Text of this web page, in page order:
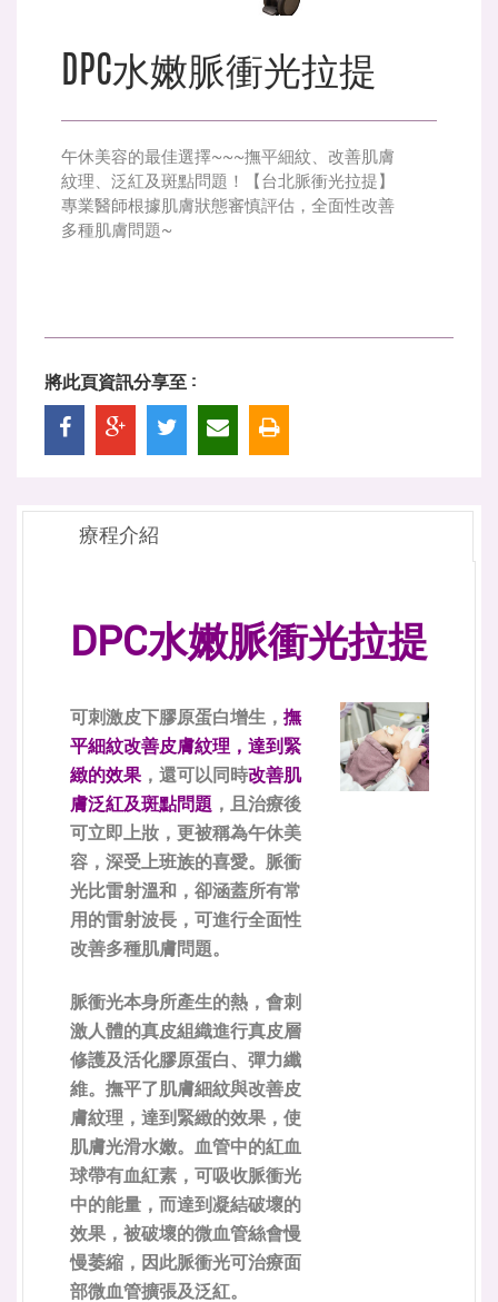
DPC水嫩脈衝光拉提
午休美容的最佳選擇~~~撫平細紋、改善肌膚
紋理、泛紅及斑點問題！【台北脈衝光拉提】
專業醫師根據肌膚狀態審慎評估，全面性改善
多種肌膚問題~
將此頁資訊分享至 :
療程介紹
DPC水嫩脈衝光拉提
可刺激皮下膠原蛋白增生， 撫
平細紋改善皮膚紋理，達到緊
緻的效果，還可以同時改善肌
膚泛紅及斑點問題 ，且治療後
可立即上妝，更被稱為午休美
容，深受上班族的喜愛。脈衝
光比雷射溫和，卻涵蓋所有常
用的雷射波長，可進行全面性
改善多種肌膚問題。
脈衝光本身所產生的熱，會刺
激人體的真皮組織進行真皮層
修護及活化膠原蛋白、彈力纖
維。撫平了肌膚細紋與改善皮
膚紋理，達到緊緻的效果，使
肌膚光滑水嫩。血管中的紅血
球帶有血紅素，可吸收脈衝光
中的能量，而達到凝結破壞的
效果，被破壞的微血管絲會慢
慢萎縮，因此脈衝光可治療面
部微血管擴張及泛紅。